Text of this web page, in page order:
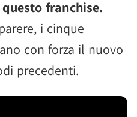
franchise.
i cinque
con forza il nuovo
precedenti.